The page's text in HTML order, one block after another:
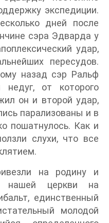
экспедиции.
дней после
сэра Эдварда у
удар,
пересудов.
назад сэр Ральф
от которого
он и второй удар,
парализованы и в
пошатнулось. Как и
слухи, что все
на родину и
нашей церкви на
единственный
молодой